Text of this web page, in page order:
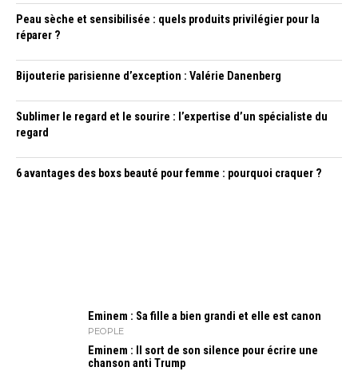
Peau sèche et sensibilisée : quels produits privilégier pour la
réparer ?
Bijouterie parisienne d’exception : Valérie Danenberg
Sublimer le regard et le sourire : l’expertise d’un spécialiste du
regard
6 avantages des boxs beauté pour femme : pourquoi craquer ?
Eminem : Sa fille a bien grandi et elle est canon
PEOPLE
Eminem : Il sort de son silence pour écrire une
chanson anti Trump